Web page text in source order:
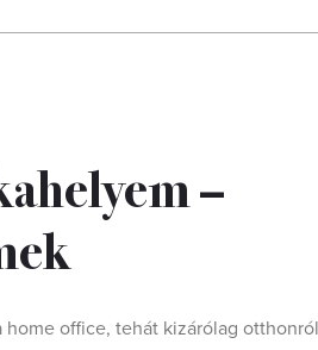
–
office, tehát kizárólag